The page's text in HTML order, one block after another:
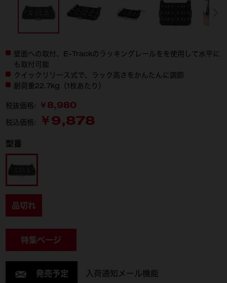
壁面への取付、E-Trackのラッキングレールをを使用して水平に
も取付可能
クイックリリース式で、ラック高さをかんたんに調節
耐荷重22.7kg（1枚あたり）
税抜価格: ￥8,980
税込価格: ￥9,878
型番
品切れ
特集ページ
発売予定 入荷通知メール機能